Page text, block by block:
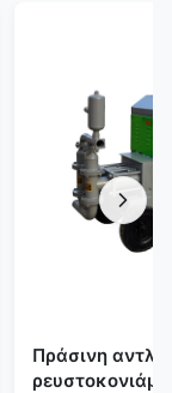
Πράσινη